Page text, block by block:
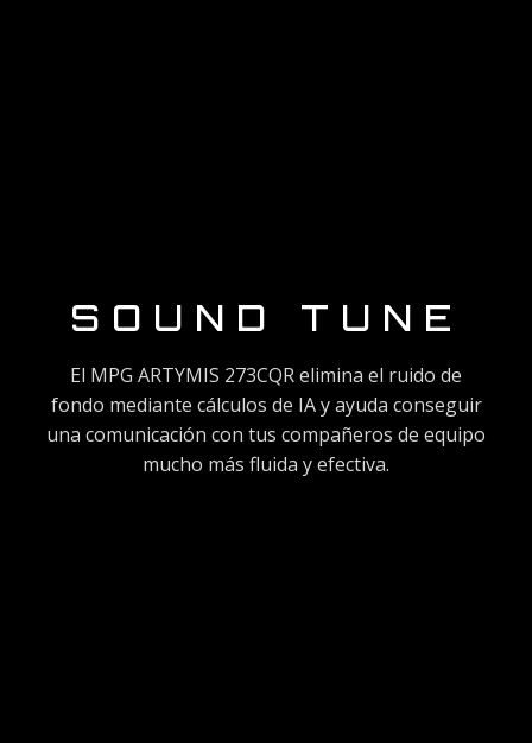
SOUND TUNE
El MPG ARTYMIS 273CQR elimina el ruido de
fondo mediante cálculos de IA y ayuda conseguir
una comunicación con tus compañeros de equipo
mucho más fluida y efectiva.